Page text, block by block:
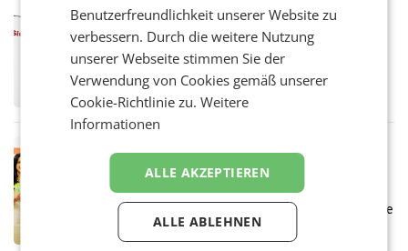
MARKETING & MEDIA
ProSiebenSat.1 spart und macht
überraschend viel Gewinn
UNTERFÖHRING/MAILAND/AMSTERDAM. Der
Fernsehkonzern ProSiebenSat.1 hat im
Frühjahr dank Kostensenkungen operativ
Markterwartung deutlich übertroffen.
Eine Bühne für Zirkularität: ARA und
Müller informieren am POS über
Kreislauffähigkeit
Über den gesamten August hinweg rücken die
Altstoff Recycling Austria AG (ARA) und der
Handelskonzern Müller die Initiative
Benutzerfreundlichkeit unserer Website zu
verbessern. Durch die weitere Nutzung
unserer Webseite stimmen Sie der
Verwendung von Cookies gemäß unserer
Cookie-Richtlinie zu.Weitere
Informationen
ALLE AKZEPTIEREN
ALLE ABLEHNEN